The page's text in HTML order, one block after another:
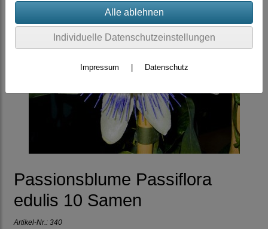
Passionsblume Passiflora
edulis 10 Samen
Artikel-Nr.: 340
Individuelle Datenschutzeinstellungen
Impressum Datenschutz